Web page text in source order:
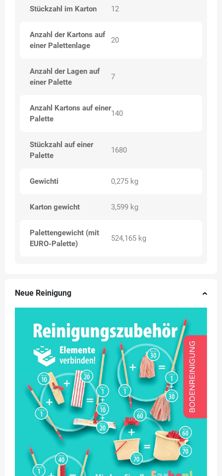
Stückzahl im Karton 12
Anzahl der Kartons auf
einer Palettenlage
20
Anzahl der Lagen auf
einer Palette
7
Anzahl Kartons auf einer
Palette
140
Stückzahl auf einer
Palette
1680
Gewichti 0,275 kg
Karton gewicht 3,599 kg
Palettengewicht (mit
EURO-Palette)
524,165 kg
Neue Reinigung